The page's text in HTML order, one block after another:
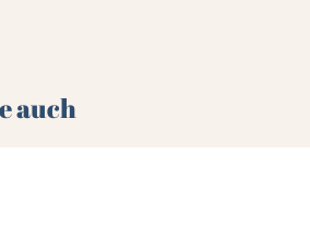
auch 🌻